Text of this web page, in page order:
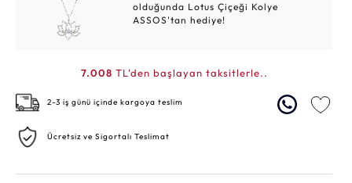
olduğunda Lotus Çiçeği Kolye
ASSOS'tan hediye!
7.008 TL'den başlayan taksitlerle..
2-3 iş günü içinde kargoya teslim
Ücretsiz ve Sigortalı Teslimat